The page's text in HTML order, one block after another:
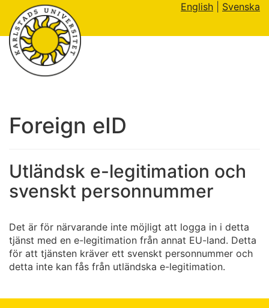
English Svenska
Foreign eID
Utländsk e-legitimation och
svenskt personnummer
Det är för närvarande inte möjligt att logga in i detta
tjänst med en e-legitimation från annat EU-land. Detta
för att tjänsten kräver ett svenskt personnummer och
detta inte kan fås från utländska e-legitimation.